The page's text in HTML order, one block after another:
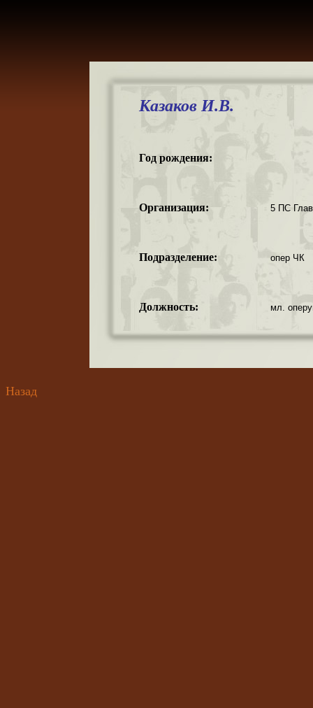
Казаков И.В.
Год рождения:
Организация: 5 ПС
Подразделение: опер ЧК
Должность: мл.
Назад